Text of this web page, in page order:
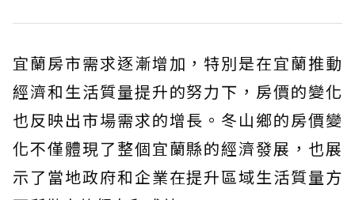
宜蘭房市需求逐漸增加，特別是在宜蘭推動
經濟和生活質量提升的努力下，房價的變化
也反映出市場需求的增長。冬山鄉的房價變
化不僅體現了整個宜蘭縣的經濟發展，也展
示了當地政府和企業在提升區域生活質量方